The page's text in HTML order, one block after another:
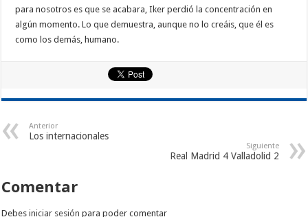
para nosotros es que se acabara, Iker perdió la concentración en
algún momento. Lo que demuestra, aunque no lo creáis, que él es
como los demás, humano.
Anterior
Los internacionales
Siguiente
Real Madrid 4 Valladolid 2
Comentar
Debesiniciar sesión para poder comentar